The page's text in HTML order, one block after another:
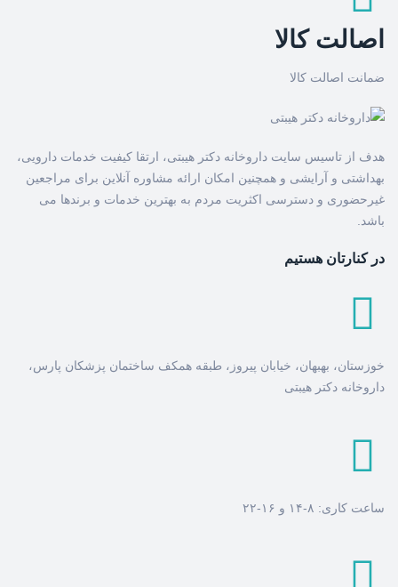
اصالت کالا
ضمانت اصالت کالا
هدف از تاسیس سایت داروخانه دکتر هیبتی، ارتقا کیفیت خدمات دارویی،
بهداشتی و آرایشی و همچنین امکان ارائه مشاوره آنلاین برای مراجعین
غیرحضوری و دسترسی اکثریت مردم به بهترین خدمات و برندها می
باشد.
در کنارتان هستیم
خوزستان، بهبهان، خیابان پیروز، طبقه همکف ساختمان پزشکان پارس،
داروخانه دکتر هیبتی
ساعت کاری: ۸-۱۴ و ۱۶-۲۲